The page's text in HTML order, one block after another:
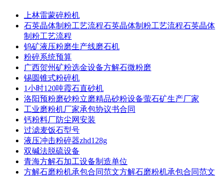
上林雷蒙碎粉机
石英晶体制粉工艺流程石英晶体制粉工艺流程石英晶体
制粉工艺流程
钨矿液压粉磨生产线磨石机
粉碎系统预算
广西贺州矿粉选金设备方解石微粉磨
锡圆锥式粉碎机
1小时120吨霞石直砂机
洛阳预粉磨砂粉立磨精品砂粉设备萤石矿生产厂家
工业磨粉机厂家承包协议书合同
钙粉料厂防尘网安装
过滤麦饭石型号
液压冲击粉碎器zhd128g
双碱法脱硫设备
青海方解石加工设备制造单位
方解石磨粉机承包合同范文方解石磨粉机承包合同范文